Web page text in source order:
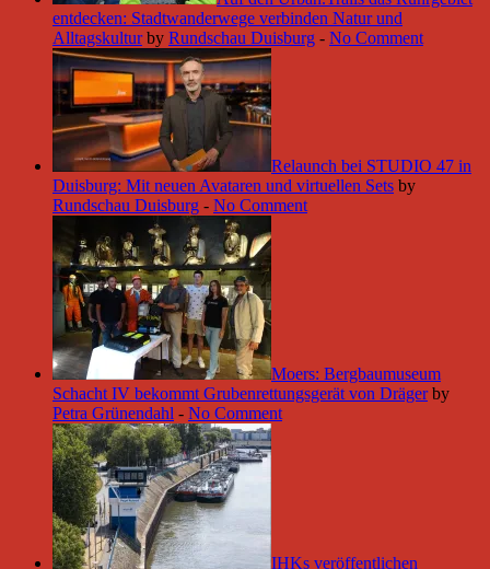
entdecken: Stadtwanderwege verbinden Natur und
Alltagskultur by Rundschau Duisburg - No Comment
Relaunch bei STUDIO 47 in
Duisburg: Mit neuen Avataren und virtuellen Sets by
Rundschau Duisburg - No Comment
Moers: Bergbaumuseum
Schacht IV bekommt Grubenrettungsgerät von Dräger by
Petra Grünendahl - No Comment
IHKs veröffentlichen